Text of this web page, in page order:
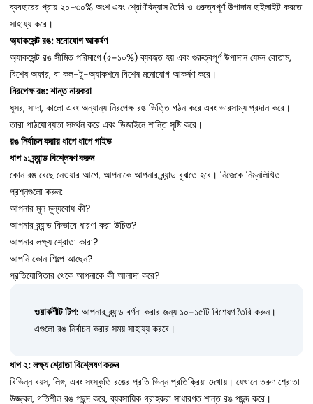
ব্যবহারের প্রায় ২০-৩০% অংশ এবং শ্রেণিবিন্যাস তৈরি ও গুরুত্বপূর্ণ উপাদান হাইলাইট করতে
সাহায্য করে।
অ্যাকসেন্ট রঙ: মনোযোগ আকর্ষণ
অ্যাকসেন্ট রঙ সীমিত পরিমাণে (৫-১০%) ব্যবহৃত হয় এবং গুরুত্বপূর্ণ উপাদান যেমন বোতাম,
বিশেষ অফার, বা কল-টু-অ্যাকশনে বিশেষ মনোযোগ আকর্ষণ করে।
নিরপেক্ষ রঙ: শান্ত নায়করা
ধূসর, সাদা, কালো এবং অন্যান্য নিরপেক্ষ রঙ ভিত্তি গঠন করে এবং ভারসাম্য প্রদান করে।
তারা পাঠযোগ্যতা সমর্থন করে এবং ডিজাইনে শান্তি সৃষ্টি করে।
রঙ নির্বাচন করার ধাপে ধাপে গাইড
ধাপ ১: ব্র্যান্ড বিশ্লেষণ করুন
কোন রঙ বেছে নেওয়ার আগে, আপনাকে আপনার ব্র্যান্ড বুঝতে হবে। নিজেকে নিম্নলিখিত
প্রশ্নগুলো করুন:
আপনার মূল মূল্যবোধ কী?
আপনার ব্র্যান্ড কিভাবে ধারণা করা উচিত?
আপনার লক্ষ্য শ্রোতা কারা?
আপনি কোন শিল্পে আছেন?
প্রতিযোগিতার থেকে আপনাকে কী আলাদা করে?
ওয়ার্কশীট টিপ: আপনার ব্র্যান্ড বর্ণনা করার জন্য ১০-১৫টি বিশেষণ তৈরি করুন।
এগুলো রঙ নির্বাচন করার সময় সাহায্য করবে।
ধাপ ২: লক্ষ্য শ্রোতা বিশ্লেষণ করুন
বিভিন্ন বয়স, লিঙ্গ, এবং সংস্কৃতি রঙের প্রতি ভিন্ন প্রতিক্রিয়া দেখায়। যেখানে তরুণ শ্রোতা
উজ্জ্বল, গতিশীল রঙ পছন্দ করে, ব্যবসায়িক গ্রাহকরা সাধারণত শান্ত রঙ পছন্দ করে।